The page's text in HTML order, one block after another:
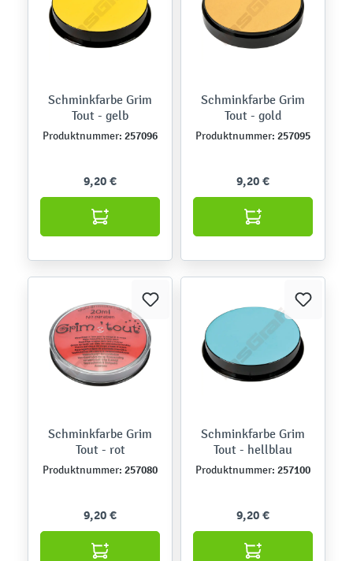
Schminkfarbe Grim
Tout - gelb
Produktnummer: 257096
9,20 €
Schminkfarbe Grim
Tout - gold
Produktnummer: 257095
9,20 €
Schminkfarbe Grim
Tout - rot
Produktnummer: 257080
9,20 €
Schminkfarbe Grim
Tout - hellblau
Produktnummer: 257100
9,20 €